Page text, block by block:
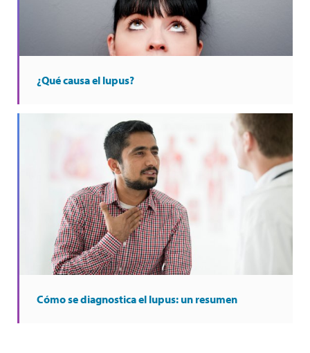
¿Qué causa el lupus?
Cómo se diagnostica el lupus: un resumen